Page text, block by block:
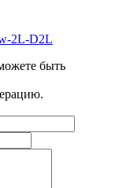
2L-D2L
быть